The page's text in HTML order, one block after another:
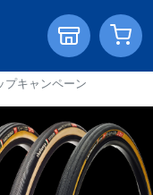
プキャンペーン